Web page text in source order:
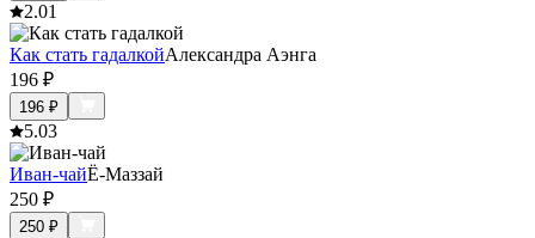
2.01
Как стать гадалкойАлександра Аэнга
196 ₽
196 ₽
5.03
Иван-чайЁ-Маззай
250 ₽
250 ₽